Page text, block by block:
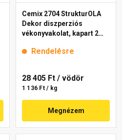
Cemix 2704 StrukturOLA
Dekor diszperziós
vékonyvakolat, kapart 2
Rendelésre
28 405 Ft / vödör
1 136 Ft / kg
Megnézem